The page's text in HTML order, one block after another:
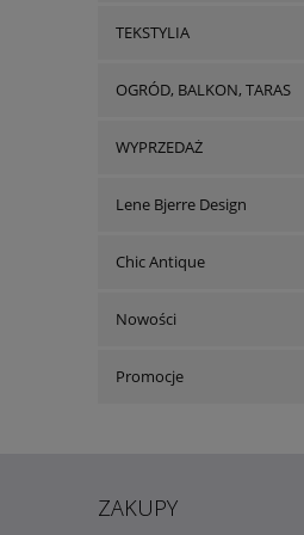
TEKSTYLIA
OGRÓD, BALKON, TARAS
WYPRZEDAŻ
Lene Bjerre Design
Chic Antique
Nowości
Promocje
ZAKUPY